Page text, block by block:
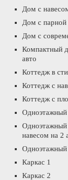
Дом с
Дом с парной
Дом с
Компактный
авто
Коттедж в
Коттедж с
Коттедж с
Одноэтажный
Одноэтажный
навесом на 2
Одноэтажный
Каркас 1
Каркас 2